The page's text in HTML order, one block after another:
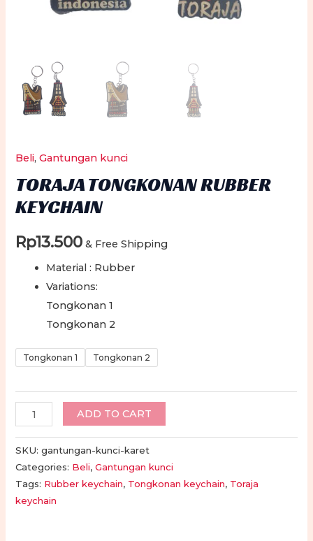
Beli,Gantungan kunci
TORAJA TONGKONAN RUBBER
KEYCHAIN
Rp13.500 & Free Shipping
Material : Rubber
Variations:
Tongkonan 1
Tongkonan 2
Tongkonan 1 Tongkonan 2
Toraja
Tongkonan
Rubber
Keychain
quantity
ADD TO CART
SKU:gantungan-kunci-karet
Categories: Beli,Gantungan kunci
Tags: Rubber keychain, Tongkonan keychain, Toraja
keychain